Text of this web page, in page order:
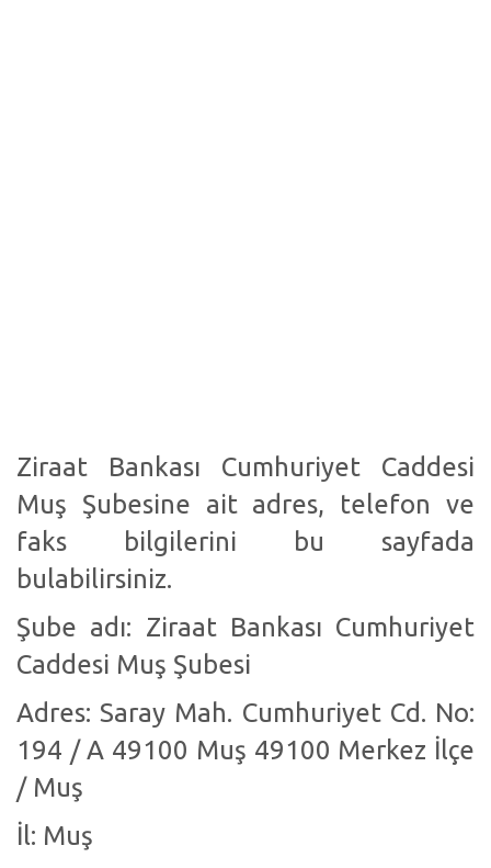
Ziraat Bankası Cumhuriyet Caddesi
Muş Şubesine ait adres, telefon ve
faks bilgilerini bu sayfada
bulabilirsiniz.
Şube adı: Ziraat Bankası Cumhuriyet
Caddesi Muş Şubesi
Adres: Saray Mah. Cumhuriyet Cd. No:
194 / A 49100 Muş 49100 Merkez İlçe
/ Muş
İl: Muş